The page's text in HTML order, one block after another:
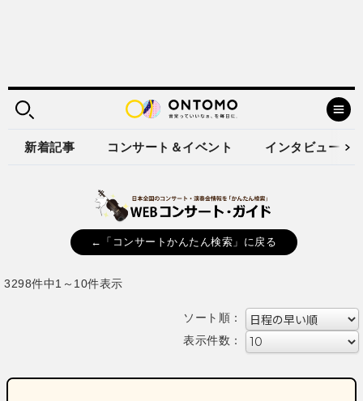
新着記事 コンサート＆イベント インタビュー
←「コンサートかんたん検索」に戻る
3298件中1～10件表示
ソート順：
表示件数：